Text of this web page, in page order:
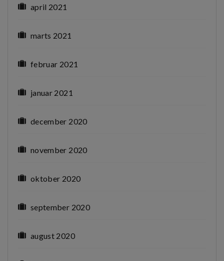
april 2021
marts 2021
februar 2021
januar 2021
december 2020
november 2020
oktober 2020
september 2020
august 2020